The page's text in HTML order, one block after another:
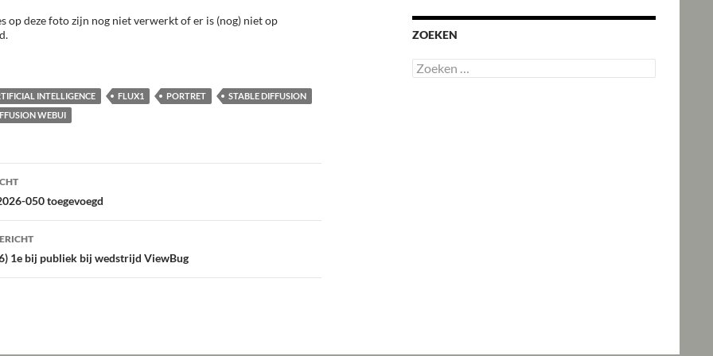
op deze foto zijn nog niet verwerkt of er is (nog) niet op
INTELLIGENCE FLUX1 PORTRET
STABLE DIFFUSION
WEBUI
050 toegevoegd
1e bij publiek bij wedstrijd ViewBug
ZOEKEN
Zoeken
naar: